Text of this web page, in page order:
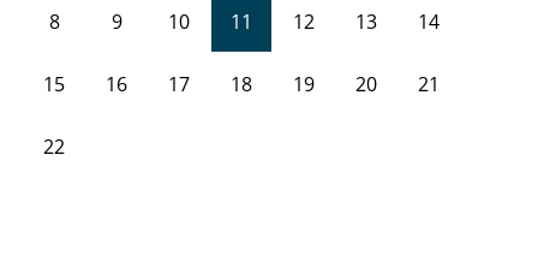
8 9 10 11 12 13 14
15 16 17 18 19 20 21
22